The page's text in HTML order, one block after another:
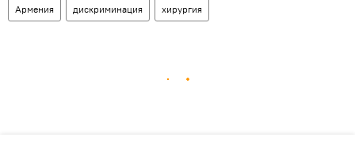
Армения дискриминация хирургия